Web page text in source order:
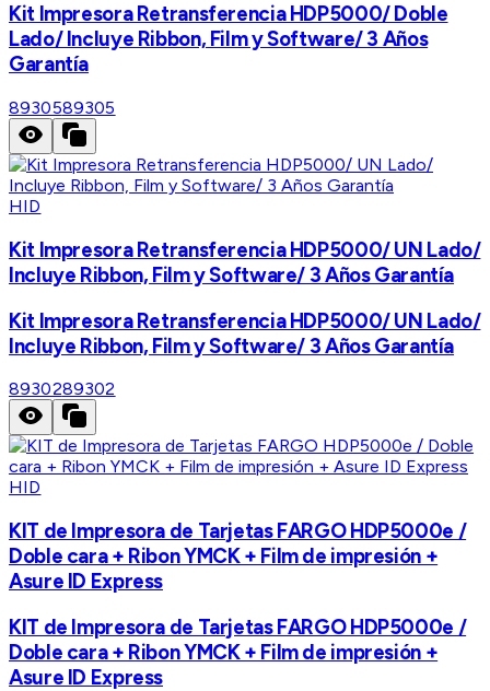
Kit Impresora Retransferencia HDP5000/ Doble
Lado/ Incluye Ribbon, Film y Software/ 3 Años
Garantía
8930589305
HID
Kit Impresora Retransferencia HDP5000/ UN Lado/
Incluye Ribbon, Film y Software/ 3 Años Garantía
Kit Impresora Retransferencia HDP5000/ UN Lado/
Incluye Ribbon, Film y Software/ 3 Años Garantía
8930289302
HID
KIT de Impresora de Tarjetas FARGO HDP5000e /
Doble cara + Ribon YMCK + Film de impresión +
Asure ID Express
KIT de Impresora de Tarjetas FARGO HDP5000e /
Doble cara + Ribon YMCK + Film de impresión +
Asure ID Express